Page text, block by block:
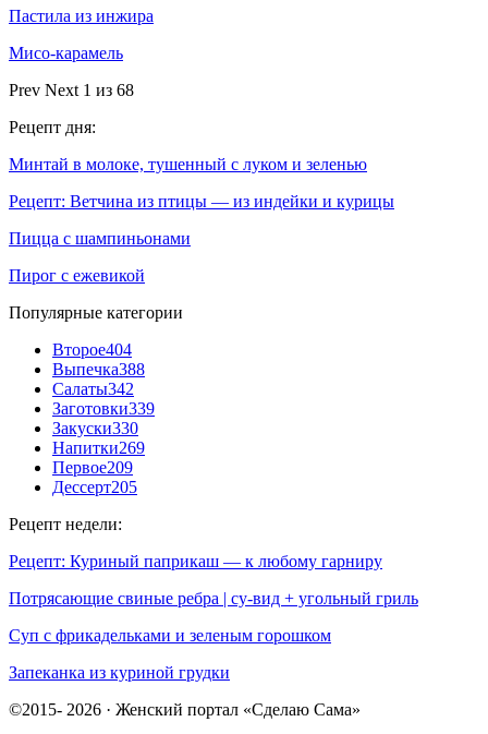
Пастила из инжира
Мисо-карамель
Prev Next 1 из 68
Рецепт дня:
Минтай в молоке, тушенный с луком и зеленью
Рецепт: Ветчина из птицы — из индейки и курицы
Пицца с шампиньонами
Пирог с ежевикой
Популярные категории
Второе404
Выпечка388
Салаты342
Заготовки339
Закуски330
Напитки269
Первое209
Дессерт205
Рецепт недели:
Рецепт: Куриный паприкаш — к любому гарниру
Потрясающие свиные ребра | су-вид + угольный гриль
Суп с фрикадельками и зеленым горошком
Запеканка из куриной грудки
©2015- 2026 · Женский портал «Сделаю Сама»